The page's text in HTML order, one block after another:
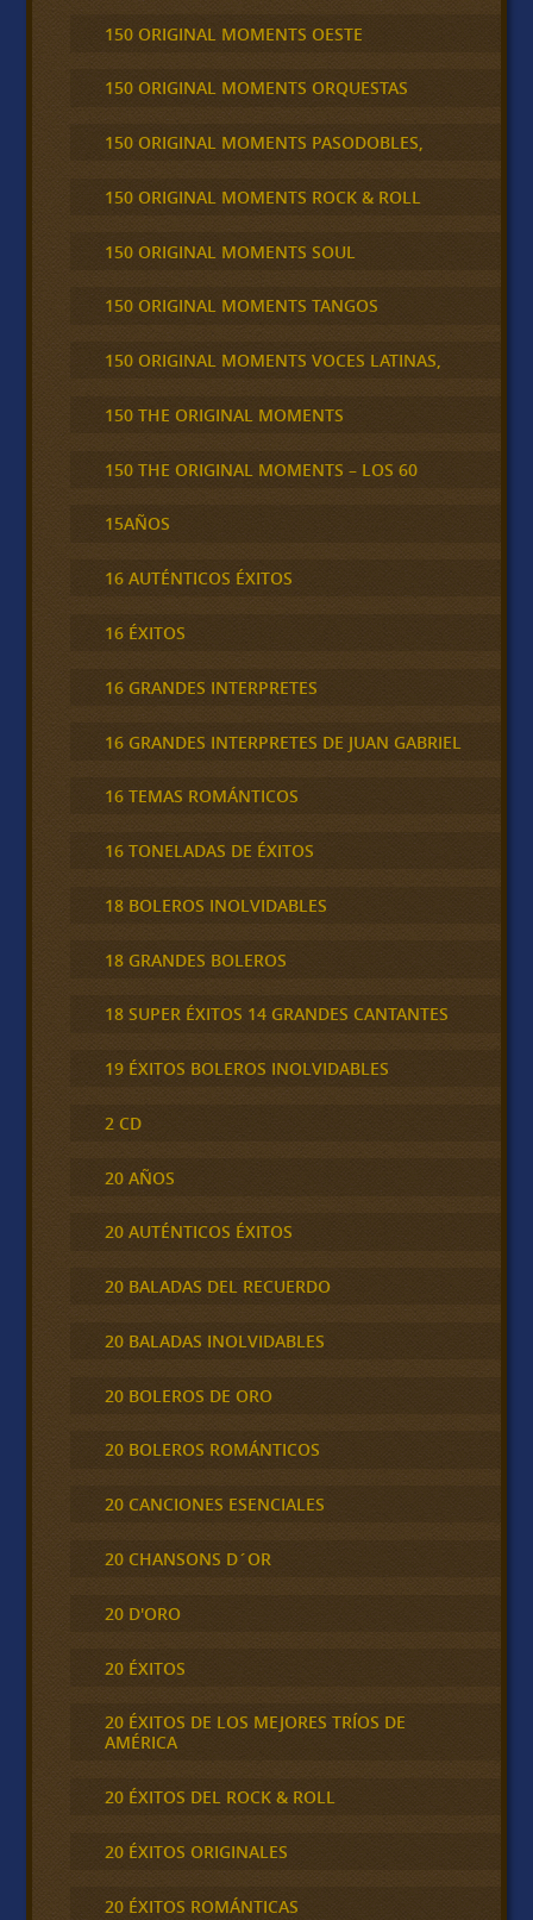
150 ORIGINAL MOMENTS OESTE
150 ORIGINAL MOMENTS ORQUESTAS
150 ORIGINAL MOMENTS PASODOBLES,
150 ORIGINAL MOMENTS ROCK & ROLL
150 ORIGINAL MOMENTS SOUL
150 ORIGINAL MOMENTS TANGOS
150 ORIGINAL MOMENTS VOCES LATINAS,
150 THE ORIGINAL MOMENTS
150 THE ORIGINAL MOMENTS – LOS 60
15AÑOS
16 AUTÉNTICOS ÉXITOS
16 ÉXITOS
16 GRANDES INTERPRETES
16 GRANDES INTERPRETES DE JUAN GABRIEL
16 TEMAS ROMÁNTICOS
16 TONELADAS DE ÉXITOS
18 BOLEROS INOLVIDABLES
18 GRANDES BOLEROS
18 SUPER ÉXITOS 14 GRANDES CANTANTES
19 ÉXITOS BOLEROS INOLVIDABLES
2 CD
20 AÑOS
20 AUTÉNTICOS ÉXITOS
20 BALADAS DEL RECUERDO
20 BALADAS INOLVIDABLES
20 BOLEROS DE ORO
20 BOLEROS ROMÁNTICOS
20 CANCIONES ESENCIALES
20 CHANSONS D´OR
20 D'ORO
20 ÉXITOS
20 ÉXITOS DE LOS MEJORES TRÍOS DE
AMÉRICA
20 ÉXITOS DEL ROCK & ROLL
20 ÉXITOS ORIGINALES
20 ÉXITOS ROMÁNTICAS